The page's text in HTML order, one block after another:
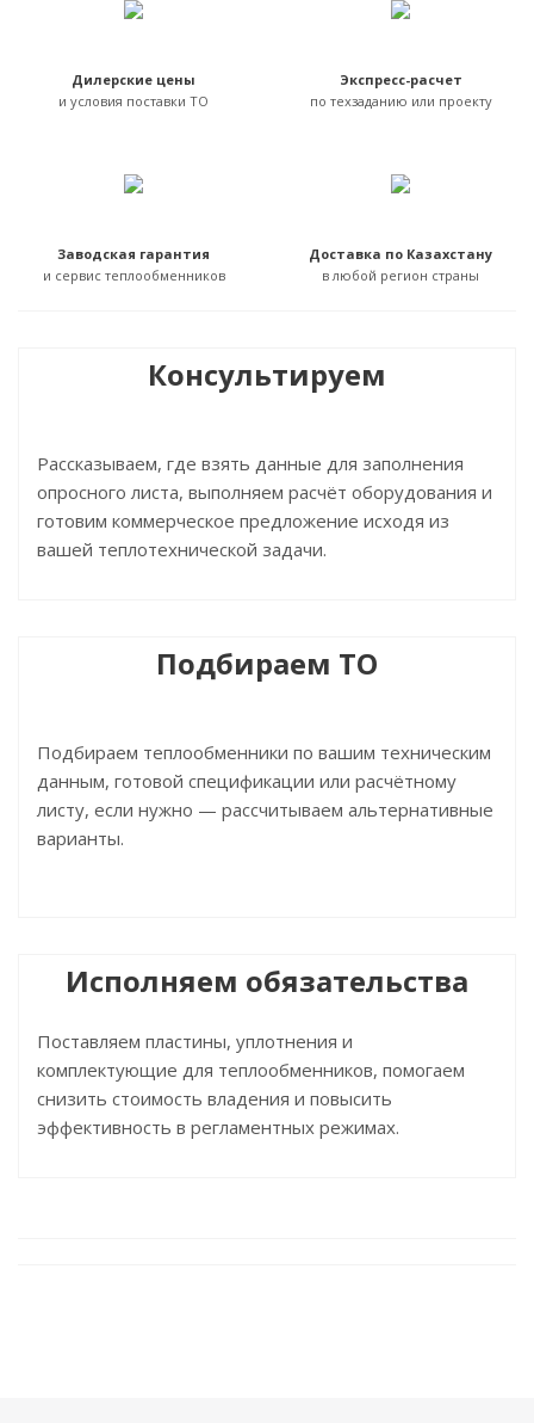
Дилерские цены
и условия поставки ТО
Экспресс-расчет
по техзаданию или проекту
Заводская гарантия
и сервис теплообменников
Доставка по Казахстану
в любой регион страны
Консультируем
Рассказываем, где взять данные для заполнения
опросного листа, выполняем расчёт оборудования и
готовим коммерческое предложение исходя из
вашей теплотехнической задачи.
Подбираем ТО
Подбираем теплообменники по вашим техническим
данным, готовой спецификации или расчётному
листу, если нужно — рассчитываем альтернативные
варианты.
Исполняем обязательства
Поставляем пластины, уплотнения и
комплектующие для теплообменников, помогаем
снизить стоимость владения и повысить
эффективность в регламентных режимах.